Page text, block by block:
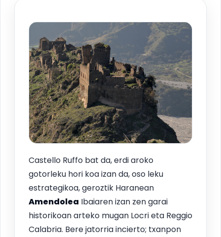
Castello Ruffo bat da, erdi aroko
gotorleku hori koa izan da, oso leku
estrategikoa, geroztik Haranean
Amendolea Ibaiaren izan zen garai
historikoan arteko mugan Locri eta Reggio
Calabria. Bere jatorria incierto; txanpon